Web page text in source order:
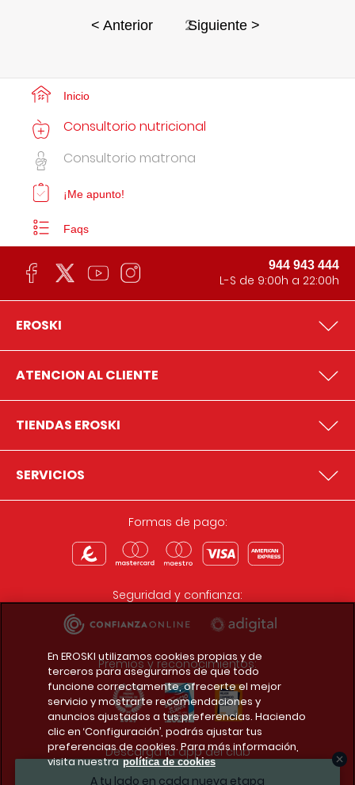
< Anterior 2Siguiente >
A tu lado en cada nueva etapa
Inicio
Consultorio nutricional
Consultorio matrona
¡Me apunto!
Faqs
944 943 444
L-S de 9:00h a 22:00h
EROSKI
ATENCION AL CLIENTE
TIENDAS EROSKI
SERVICIOS
Formas de pago:
Seguridad y confianza:
Premios y reconocimientos:
Descarga la app del club
En EROSKI utilizamos cookies propias y de
terceros para asegurarnos de que todo
funcione correctamente, ofrecerte el mejor
servicio y mostrarte recomendaciones y
anuncios ajustados a tus preferencias. Haciendo
clic en ‘Configuración’, podrás ajustar tus
preferencias de cookies. Para más información,
visita nuestra política de cookies